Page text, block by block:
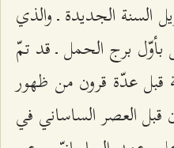
السنة الجديدة ـ والذي
برج الحمل ـ قد تمّ
قبل عدّة قرون من ظهور
قبل العصر الساساني في